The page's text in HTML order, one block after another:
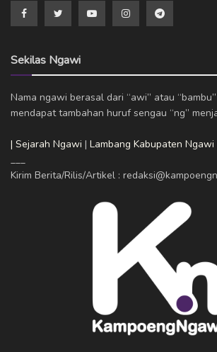
Sekilas Ngawi
Nama ngawi berasal dari “awi” atau
mendapat tambahan huruf sengau “ng”
| Sejarah Ngawi | Lambang Kabupaten Ngawi
Kirim Berita/Rilis/Artikel :